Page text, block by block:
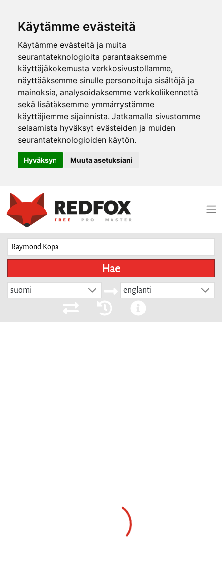
Käytämme evästeitä
Käytämme evästeitä ja muita
seurantateknologioita parantaaksemme
käyttäjäkokemusta verkkosivustollamme,
näyttääksemme sinulle personoituja sisältöjä ja
mainoksia, analysoidaksemme verkkoliikennettä
sekä lisätäksemme ymmärrystämme
käyttäjiemme sijainnista. Jatkamalla sivustomme
selaamista hyväksyt evästeiden ja muiden
seurantateknologioiden käytön.
Hyväksyn Muuta asetuksiani
Hae
suomi englanti